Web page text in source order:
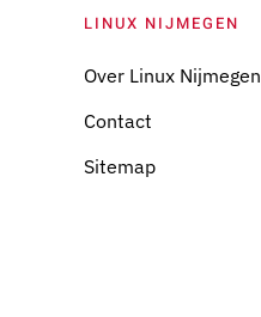
LINUX NIJMEGEN
Over Linux Nijmegen
Contact
Sitemap